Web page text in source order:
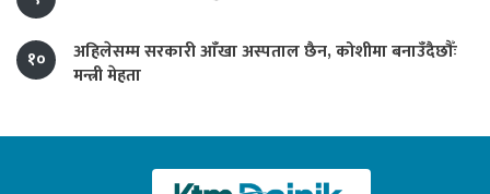
१०
अहिलेसम्म सरकारी आँखा अस्पताल छैन, कोशीमा बनाउँदैछौँः
मन्त्री मेहता